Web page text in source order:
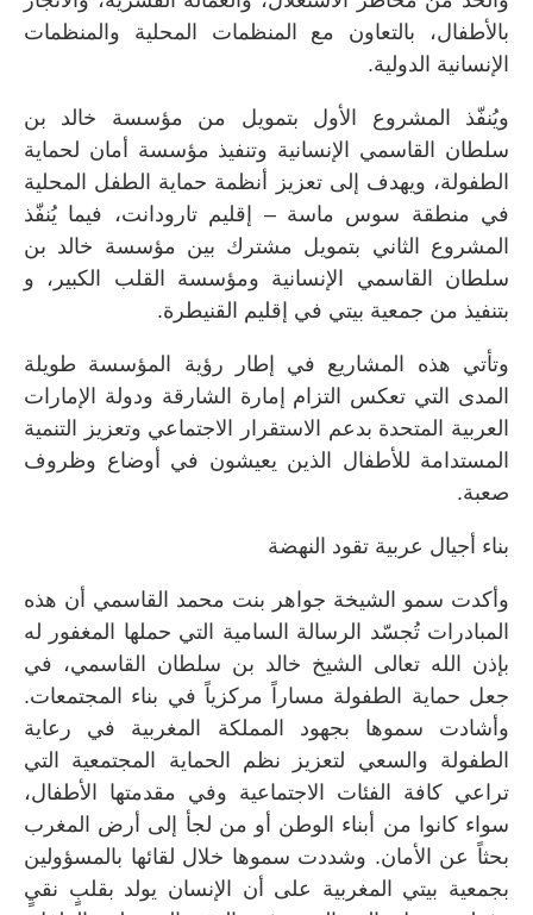
بالأطفال، بالتعاون مع المنظمات المحلية والمنظمات
الإنسانية الدولية.
ويُنفّذ المشروع الأول بتمويل من مؤسسة خالد بن
سلطان القاسمي الإنسانية وتنفيذ مؤسسة أمان لحماية
الطفولة، ويهدف إلى تعزيز أنظمة حماية الطفل المحلية
في منطقة سوس ماسة – إقليم تارودانت، فيما يُنفّذ
المشروع الثاني بتمويل مشترك بين مؤسسة خالد بن
سلطان القاسمي الإنسانية ومؤسسة القلب الكبير، و
بتنفيذ من جمعية بيتي في إقليم القنيطرة.
وتأتي هذه المشاريع في إطار رؤية المؤسسة طويلة
المدى التي تعكس التزام إمارة الشارقة ودولة الإمارات
العربية المتحدة بدعم الاستقرار الاجتماعي وتعزيز التنمية
المستدامة للأطفال الذين يعيشون في أوضاع وظروف
صعبة.
بناء أجيال عربية تقود النهضة
وأكدت سمو الشيخة جواهر بنت محمد القاسمي أن هذه
المبادرات تُجسّد الرسالة السامية التي حملها المغفور له
بإذن الله تعالى الشيخ خالد بن سلطان القاسمي، في
جعل حماية الطفولة مساراً مركزياً في بناء المجتمعات.
وأشادت سموها بجهود المملكة المغربية في رعاية
الطفولة والسعي لتعزيز نظم الحماية المجتمعية التي
تراعي كافة الفئات الاجتماعية وفي مقدمتها الأطفال،
سواء كانوا من أبناء الوطن أو من لجأ إلى أرض المغرب
بحثاً عن الأمان. وشددت سموها خلال لقائها بالمسؤولين
بجمعية بيتي المغربية على أن الإنسان يولد بقلبٍ نقيٍ